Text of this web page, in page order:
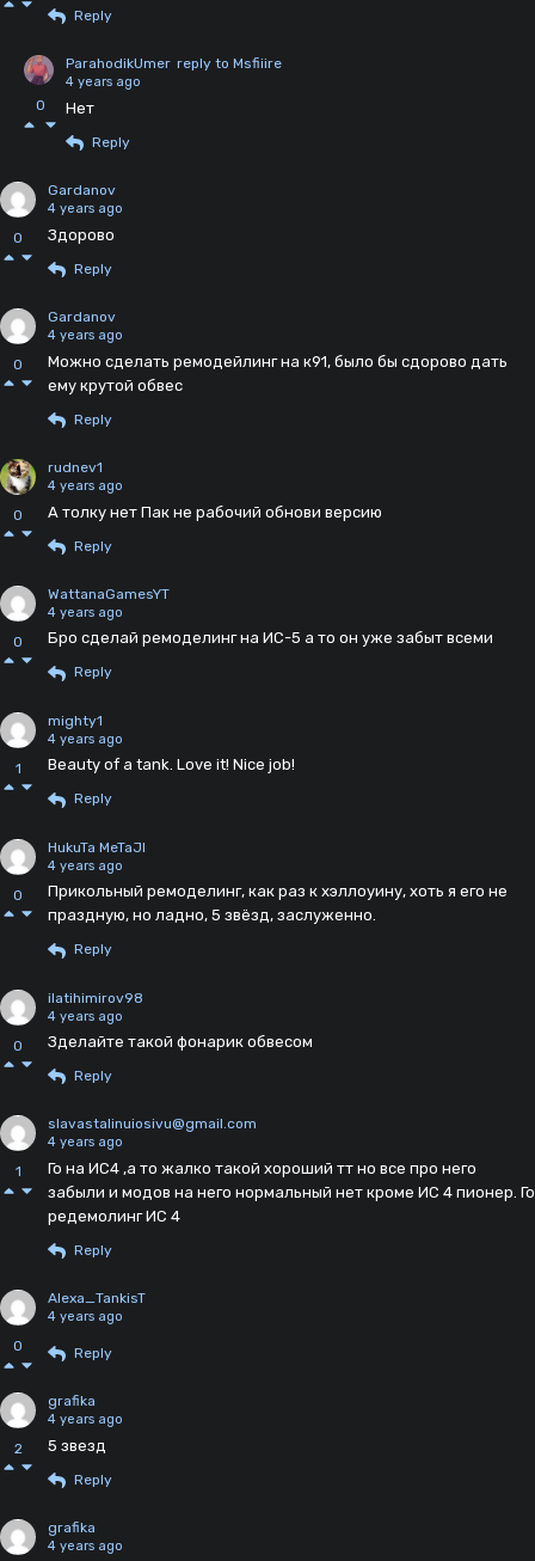
Reply
0
ParahodikUmer reply to Msfiiire
4 years ago
Нет
Reply
0
Gardanov
4 years ago
Здорово
Reply
0
Gardanov
4 years ago
Можно сделать ремодейлинг на к91, было бы сдорово дать
ему крутой обвес
Reply
0
rudnev1
4 years ago
А толку нет Пак не рабочий обнови версию
Reply
0
WattanaGamesYT
4 years ago
Бро сделай ремоделинг на ИС-5 а то он уже забыт всеми
Reply
1
mighty1
4 years ago
Beauty of a tank. Love it! Nice job!
Reply
0
HukuTa MeTaJl
4 years ago
Прикольный ремоделинг, как раз к хэллоуину, хоть я его не
праздную, но ладно, 5 звëзд, заслуженно.
Reply
0
ilatihimirov98
4 years ago
Зделайте такой фонарик обвесом
Reply
1
slavastalinuiosivu@gmail.com
4 years ago
Го на ИС4 ,а то жалко такой хороший тт но все про него
забыли и модов на него нормальный нет кроме ИС 4 пионер. Го
редемолинг ИС 4
Reply
0
Alexa_TankisT
4 years ago
Reply
2
grafika
4 years ago
5 звезд
Reply
grafika
4 years ago